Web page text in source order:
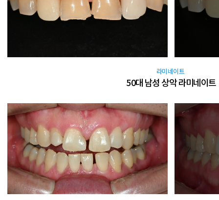
라미네이트
50대 남성 상악 라미네이트